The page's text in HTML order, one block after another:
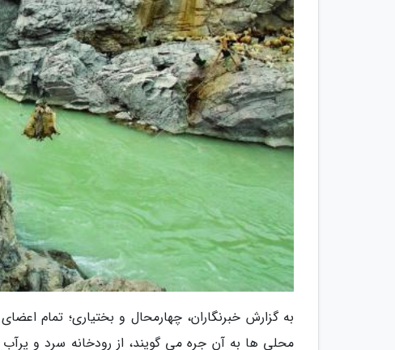
به گزارش خبرنگاران، چهارمحال و بختیاری؛ تمام
محلی ها به آن جره می گویند، از رودخانه سرد و